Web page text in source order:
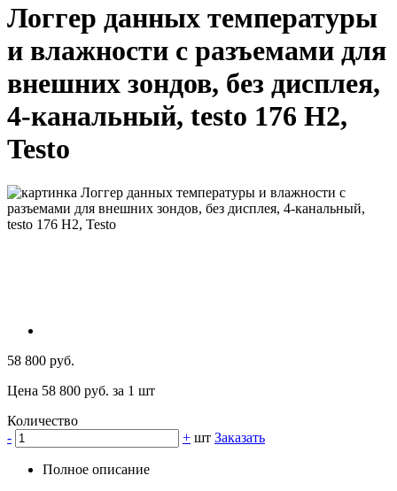
Логгер данных температуры
и влажности с разъемами для
внешних зондов, без дисплея,
4-канальный, testo 176 H2,
Testo
58 800 руб.
Цена 58 800 руб. за 1 шт
Количество
-
+ шт Заказать
Полное описание